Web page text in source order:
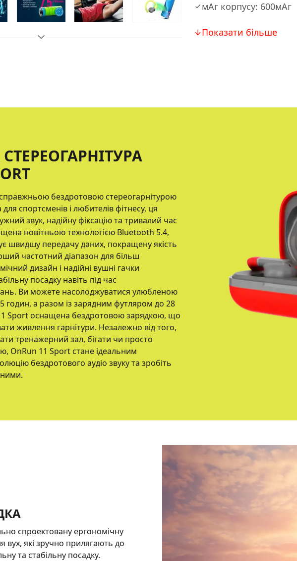
мАг корпусу: 600мАг
Показати більше
справжньою бездротовою стереогарнітурою
спортсменів і любителів фітнесу, ця
звук, надійну фіксацію та тривалий час
новітньою технологією Bluetooth 5.4,
швидшу передачу даних, покращену якість
частотний діапазон для більш
дизайн і надійні вушні гачки
посадку навіть під час
Ви можете насолоджуватися улюбленою
годин, а разом із зарядним футляром до 28
Sport оснащена бездротовою зарядкою, що
живлення гарнітури. Незалежно від того,
тренажерний зал, бігати чи просто
OnRun 11 Sport стане ідеальним
бездротового аудіо звуку та зробіть
спроектовану ергономічну
вух, які зручно прилягають до
та стабільну посадку.